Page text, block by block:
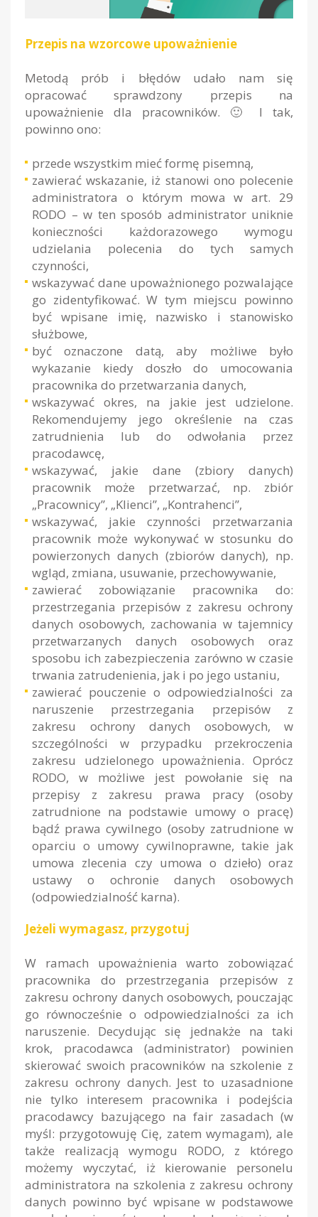
Przepis na wzorcowe upoważnienie
Metodą prób i błędów udało nam się
opracować sprawdzony przepis na
upoważnienie dla pracowników. 🙂 I tak,
powinno ono:
przede wszystkim mieć formę pisemną,
zawierać wskazanie, iż stanowi ono polecenie
administratora o którym mowa w art. 29
RODO – w ten sposób administrator uniknie
konieczności każdorazowego wymogu
udzielania polecenia do tych samych
czynności,
wskazywać dane upoważnionego pozwalające
go zidentyfikować. W tym miejscu powinno
być wpisane imię, nazwisko i stanowisko
służbowe,
być oznaczone datą, aby możliwe było
wykazanie kiedy doszło do umocowania
pracownika do przetwarzania danych,
wskazywać okres, na jakie jest udzielone.
Rekomendujemy jego określenie na czas
zatrudnienia lub do odwołania przez
pracodawcę,
wskazywać, jakie dane (zbiory danych)
pracownik może przetwarzać, np. zbiór
„Pracownicy”, „Klienci”, „Kontrahenci”,
wskazywać, jakie czynności przetwarzania
pracownik może wykonywać w stosunku do
powierzonych danych (zbiorów danych), np.
wgląd, zmiana, usuwanie, przechowywanie,
zawierać zobowiązanie pracownika do:
przestrzegania przepisów z zakresu ochrony
danych osobowych, zachowania w tajemnicy
przetwarzanych danych osobowych oraz
sposobu ich zabezpieczenia zarówno w czasie
trwania zatrudenienia, jak i po jego ustaniu,
zawierać pouczenie o odpowiedzialności za
naruszenie przestrzegania przepisów z
zakresu ochrony danych osobowych, w
szczególności w przypadku przekroczenia
zakresu udzielonego upoważnienia. Oprócz
RODO, w możliwe jest powołanie się na
przepisy z zakresu prawa pracy (osoby
zatrudnione na podstawie umowy o pracę)
bądź prawa cywilnego (osoby zatrudnione w
oparciu o umowy cywilnoprawne, takie jak
umowa zlecenia czy umowa o dzieło) oraz
ustawy o ochronie danych osobowych
(odpowiedzialność karna).
Jeżeli wymagasz, przygotuj
W ramach upoważnienia warto zobowiązać
pracownika do przestrzegania przepisów z
zakresu ochrony danych osobowych, pouczając
go równocześnie o odpowiedzialności za ich
naruszenie. Decydując się jednakże na taki
krok, pracodawca (administrator) powinien
skierować swoich pracowników na szkolenie z
zakresu ochrony danych. Jest to uzasadnione
nie tylko interesem pracownika i podejścia
pracodawcy bazującego na fair zasadach (w
myśl: przygotowuję Cię, zatem wymagam), ale
także realizacją wymogu RODO, z którego
możemy wyczytać, iż kierowanie personelu
administratora na szkolenia z zakresu ochrony
danych powinno być wpisane w podstawowe